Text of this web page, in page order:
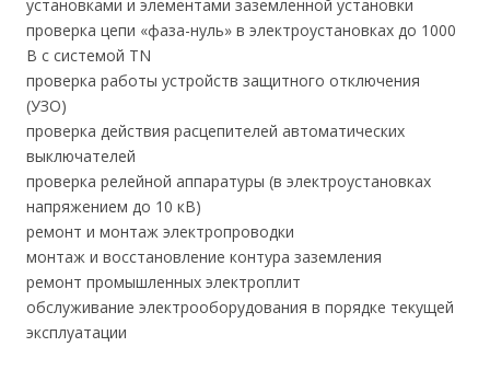
установками и элементами заземленной установки
проверка цепи «фаза-нуль» в электроустановках до 1000
В с системой TN
проверка работы устройств защитного отключения
(УЗО)
проверка действия расцепителей автоматических
выключателей
проверка релейной аппаратуры (в электроустановках
напряжением до 10 кВ)
ремонт и монтаж электропроводки
монтаж и восстановление контура заземления
ремонт промышленных электроплит
обслуживание электрооборудования в порядке текущей
эксплуатации